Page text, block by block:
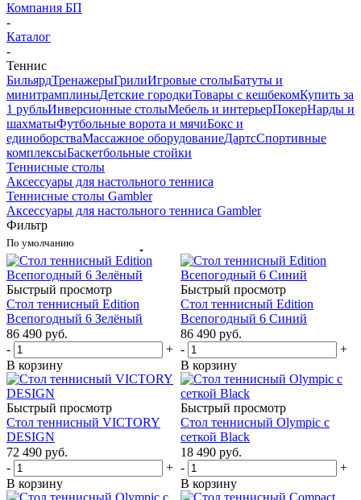
Компания БП
-
Каталог
-
Теннис
БильярдТренажерыГрилиИгровые столыБатуты и
минитрамплиныДетские городкиТовары с кешбекомКупить за
1 рубльИнверсионные столыМебель и интерьерПокерНарды и
шахматыФутбольные ворота и мячиБокс и
единоборстваМассажное оборудованиеДартсСпортивные
комплексыБаскетбольные стойки
Теннисные столы
Аксессуары для настольного тенниса
Теннисные столы Gambler
Аксессуары для настольного тенниса Gambler
Фильтр
По умолчанию
Быстрый просмотр
Стол теннисный Edition
Всепогодный 6 Зелёный
86 490 руб.
-
+
В корзину
Быстрый просмотр
Стол теннисный Edition
Всепогодный 6 Синий
86 490 руб.
-
+
В корзину
Быстрый просмотр
Стол теннисный VICTORY
DESIGN
72 490 руб.
-
+
В корзину
Быстрый просмотр
Стол теннисный Olympic с
сеткой Black
18 490 руб.
-
+
В корзину